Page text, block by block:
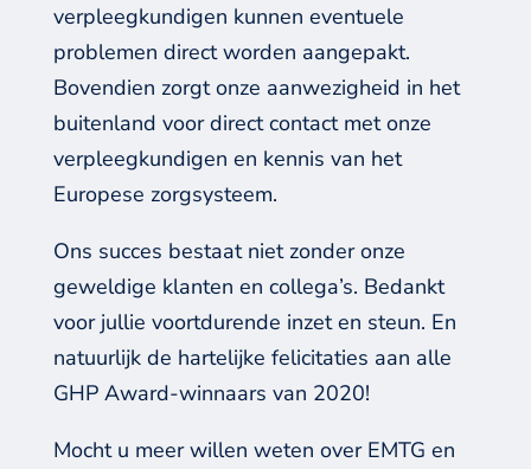
verpleegkundigen kunnen eventuele
problemen directworden aangepakt.
Bovendien zorgt onze aanwezigheid in het
buitenland voordirectcontact met onze
verpleegkundigen en kennis van het
Europese zorgsysteem.
Ons succes bestaat niet zonderonze
geweldige klanten en collega’s. Bedankt
voor jullie voortdurende inzet en steun. En
natuurlijk de hartelijke felicitaties aan alle
GHP Award-winnaars van 2020!
Mocht u meer willen weten over EMTG en